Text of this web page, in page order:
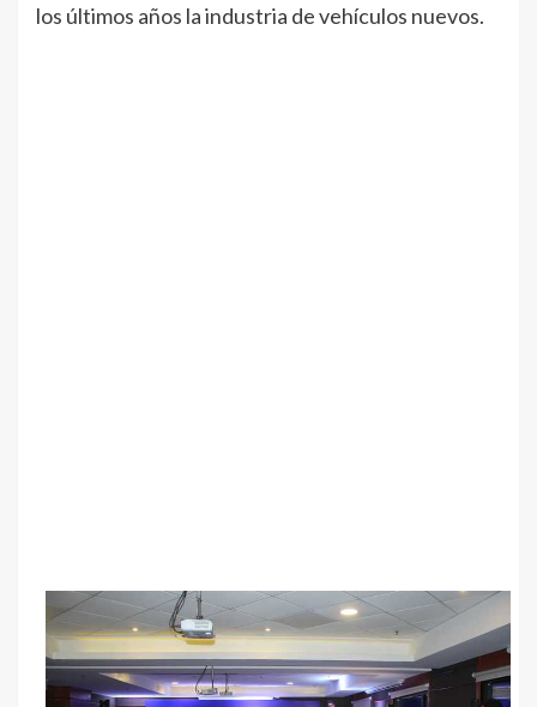
los últimos años la industria de vehículos nuevos.